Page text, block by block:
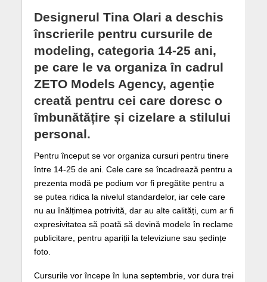
Designerul Tina Olari a deschis
înscrierile pentru cursurile de
modeling, categoria 14-25 ani,
pe care le va organiza în cadrul
ZETO Models Agency, agenție
creată pentru cei care doresc o
îmbunătățire și cizelare a stilului
personal.
Pentru început se vor organiza cursuri pentru tinere
între 14-25 de ani. Cele care se încadrează pentru a
prezenta modă pe podium vor fi pregătite pentru a
se putea ridica la nivelul standardelor, iar cele care
nu au înălțimea potrivită, dar au alte calități, cum ar fi
expresivitatea să poată să devină modele în reclame
publicitare, pentru apariții la televiziune sau ședințe
foto.
Cursurile vor începe în luna septembrie, vor dura trei